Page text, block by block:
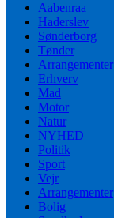
Aabenraa
Haderslev
Sønderborg
Tønder
Arrangementer
Erhverv
Mad
Motor
Natur
NYHED
Politik
Sport
Vejr
Arrangementer
Bolig